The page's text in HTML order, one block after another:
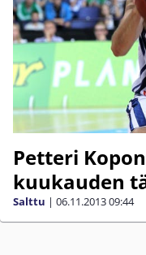
Petteri
kuukauden
Salttu | 06.11.201309:44